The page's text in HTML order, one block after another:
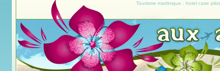
Tourisme martinique : hotel case